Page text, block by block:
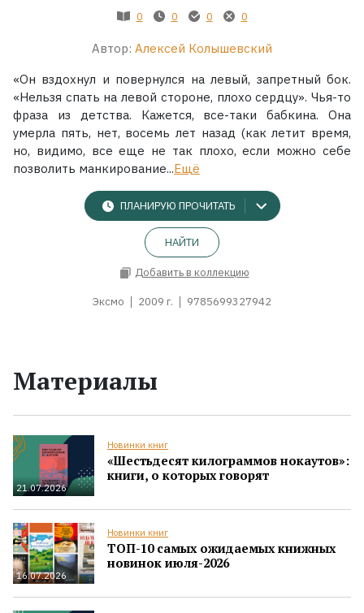
Экранизации
Коллекции
0 0 0 0
Автор: Алексей Колышевский
«Он вздохнул и повернулся на левый, запретный бок.
«Нельзя спать на левой стороне, плохо сердцу». Чья-то
фраза из детства. Кажется, все-таки бабкина. Она
умерла пять, нет, восемь лет назад (как летит время,
но, видимо, все еще не так плохо, если можно себе
позволить манкирование...Ещё
ПЛАНИРУЮ ПРОЧИТАТЬ
НАЙТИ
Добавить в коллекцию
Эксмо 2009 г. 9785699327942
Материалы
21.07.2026
Новинки книг
«Шестьдесят килограммов нокаутов»:
книги, о которых говорят
16.07.2026
Новинки книг
ТОП-10 самых ожидаемых книжных
новинок июля-2026